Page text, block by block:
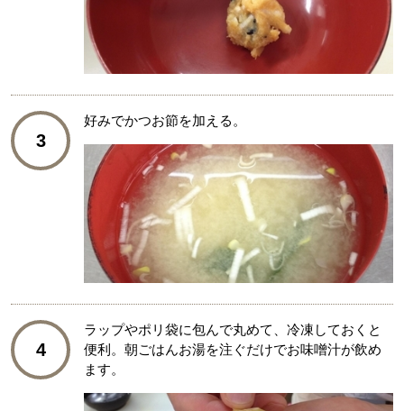
3
好みでかつお節を加える。
4
ラップやポリ袋に包んで丸めて、冷凍しておくと
便利。朝ごはんお湯を注ぐだけでお味噌汁が飲め
ます。